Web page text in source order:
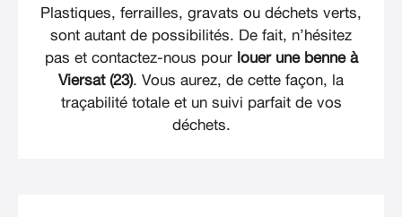
Plastiques, ferrailles, gravats ou déchets verts,
sont autant de possibilités. De fait, n’hésitez
pas et contactez-nous pour louer une benne à
Viersat (23). Vous aurez, de cette façon, la
traçabilité totale et un suivi parfait de vos
déchets.